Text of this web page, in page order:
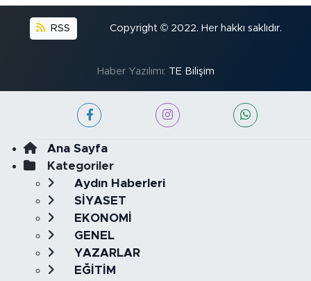
RSS Copyright © 2022. Her hakkı saklıdır.
Haber Yazılımı: TE Bilişim
Ana Sayfa
Kategoriler
Aydın Haberleri
SİYASET
EKONOMİ
GENEL
YAZARLAR
EĞİTİM